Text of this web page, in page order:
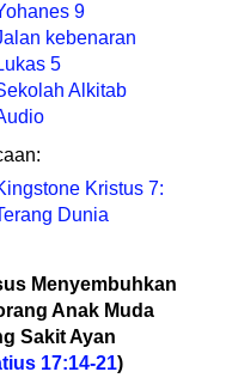
9
kebenaran
5
Alkitab
Kristus 7:
Dunia
Menyembuhkan
Anak Muda
Sakit Ayan
17:14-21)